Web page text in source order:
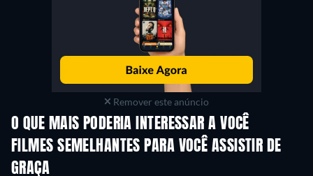
Remover este anúncio
O QUE MAIS PODERIA INTERESSAR A VOCÊ
FILMES SEMELHANTES PARA VOCÊ ASSISTIR DE
GRAÇA